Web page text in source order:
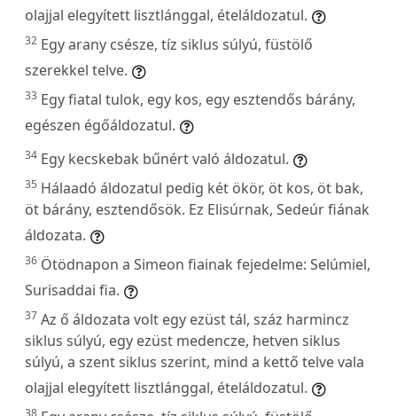
olajjal elegyített lisztlánggal, ételáldozatul.
32 Egy arany csésze, tíz siklus súlyú, füstölő
szerekkel telve.
33 Egy fiatal tulok, egy kos, egy esztendős bárány,
egészen égőáldozatul.
34 Egy kecskebak bűnért való áldozatul.
35 Hálaadó áldozatul pedig két ökör, öt kos, öt bak,
öt bárány, esztendősök. Ez Elisúrnak, Sedeúr fiának
áldozata.
36 Ötödnapon a Simeon fiainak fejedelme: Selúmiel,
Surisaddai fia.
37 Az ő áldozata volt egy ezüst tál, száz harmincz
siklus súlyú, egy ezüst medencze, hetven siklus
súlyú, a szent siklus szerint, mind a kettő telve vala
olajjal elegyített lisztlánggal, ételáldozatul.
38